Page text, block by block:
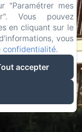
chunk 93
packs/93-
"Paramétrer mes
Vous pouvez
en cliquant sur le
vous
confidentialité.
accepter